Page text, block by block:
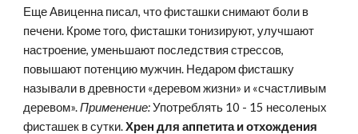
Еще Авиценна писал, что фисташки снимают боли в
печени. Кроме того, фисташки тонизируют, улучшают
настроение, уменьшают последствия стрессов,
повышают потенцию мужчин. Недаром фисташку
называли в древности «деревом жизни» и «счастливым
деревом». Применение: Употреблять 10 - 15 несоленых
фисташек в сутки. Хрен для аппетита и отхождения